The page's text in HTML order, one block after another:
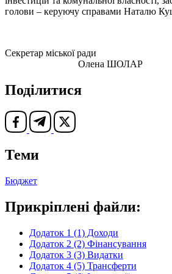
голови – керуючу справами Наталю
Секретар міської
Олена ШОЛАР
Поділитися
Теми
Бюджет
Прикріплені файли:
Додаток 1 (1) Доходи
Додаток 2 (2) Фінансування
Додаток 3 (3) Видатки
Додаток 4 (5) Трансферти